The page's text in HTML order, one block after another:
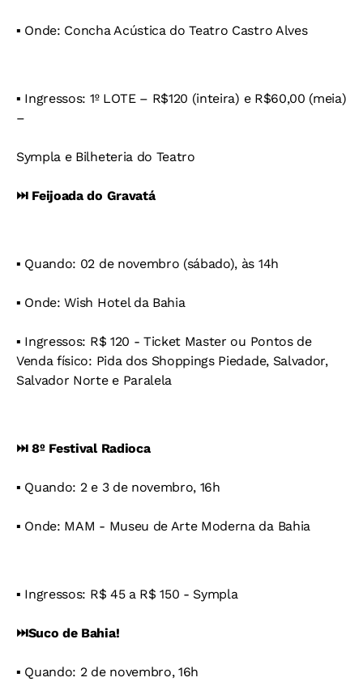
▪️ Onde: Concha Acústica do Teatro Castro Alves
▪️ Ingressos: 1º LOTE – R$120 (inteira) e R$60,00 (meia)
–
Sympla e Bilheteria do Teatro
⏭️ Feijoada do Gravatá
▪️ Quando: 02 de novembro (sábado), às 14h
▪️ Onde: Wish Hotel da Bahia
▪️ Ingressos: R$ 120 - Ticket Master ou Pontos de
Venda físico: Pida dos Shoppings Piedade, Salvador,
Salvador Norte e Paralela
⏭️ 8º Festival Radioca
▪️ Quando: 2 e 3 de novembro, 16h
▪️ Onde: MAM - Museu de Arte Moderna da Bahia
▪️ Ingressos: R$ 45 a R$ 150 - Sympla
⏭️Suco de Bahia!
▪️ Quando: 2 de novembro, 16h